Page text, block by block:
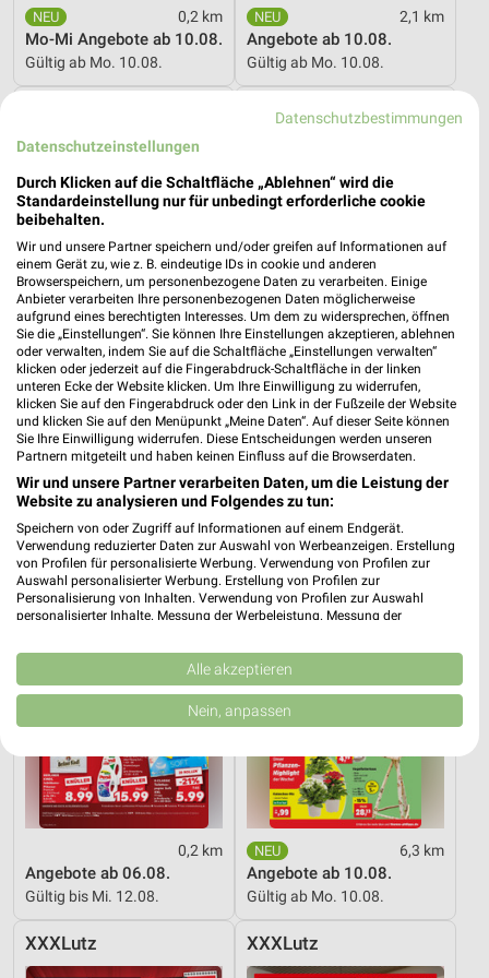
0,2 km
Mo-Mi Angebote ab 10.08.
Gültig ab Mo. 10.08.
2,1 km
Angebote ab 10.08.
Gültig ab Mo. 10.08.
25,2 km
Dieter Knoll
Gültig bis Fr. 14.08.
XXXLutz
25,2 km
Wohnen Spezial
Gültig bis Fr. 14.08.
Kaufland
0,2 km
Angebote ab 06.08.
Gültig bis Mi. 12.08.
Thomas Philipps
6,3 km
Angebote ab 10.08.
Gültig ab Mo. 10.08.
XXXLutz XXXLutz
Datenschutzbestimmungen
Datenschutzeinstellungen
Durch Klicken auf die Schaltfläche „Ablehnen“ wird die
Standardeinstellung nur für unbedingt erforderliche cookie
beibehalten.
Wir und unsere Partner speichern und/oder greifen auf Informationen auf
einem Gerät zu, wie z. B. eindeutige IDs in cookie und anderen
Browserspeichern, um personenbezogene Daten zu verarbeiten. Einige
Anbieter verarbeiten Ihre personenbezogenen Daten möglicherweise
aufgrund eines berechtigten Interesses. Um dem zu widersprechen, öffnen
Sie die „Einstellungen“. Sie können Ihre Einstellungen akzeptieren, ablehnen
oder verwalten, indem Sie auf die Schaltfläche „Einstellungen verwalten“
klicken oder jederzeit auf die Fingerabdruck-Schaltfläche in der linken
unteren Ecke der Website klicken. Um Ihre Einwilligung zu widerrufen,
klicken Sie auf den Fingerabdruck oder den Link in der Fußzeile der Website
und klicken Sie auf den Menüpunkt „Meine Daten“. Auf dieser Seite können
Sie Ihre Einwilligung widerrufen. Diese Entscheidungen werden unseren
Partnern mitgeteilt und haben keinen Einfluss auf die Browserdaten.
Wir und unsere Partner verarbeiten Daten, um die Leistung der
Website zu analysieren und Folgendes zu tun:
Speichern von oder Zugriff auf Informationen auf einem Endgerät.
Verwendung reduzierter Daten zur Auswahl von Werbeanzeigen. Erstellung
von Profilen für personalisierte Werbung. Verwendung von Profilen zur
Auswahl personalisierter Werbung. Erstellung von Profilen zur
Personalisierung von Inhalten. Verwendung von Profilen zur Auswahl
personalisierter Inhalte. Messung der Werbeleistung. Messung der
Kombinationen von Daten aus verschiedenen Quellen. Entwicklung und
Verbesserung der Angebote. Verwendung reduzierter Daten zur Auswahl
von Inhalten.
Daten können außerhalb der Europäischen Union weitergegeben und in die
Website/App.
Partnerliste anzeigen (1 IAB-Anbieter)
Wir nutzen Ihre Daten für folgende Zwecke:
Speichern von oder Zugriff auf Informationen
auf einem Endgerät
Verwendung reduzierter Daten zur Auswahl von
Alle akzeptieren
Nein, anpassen